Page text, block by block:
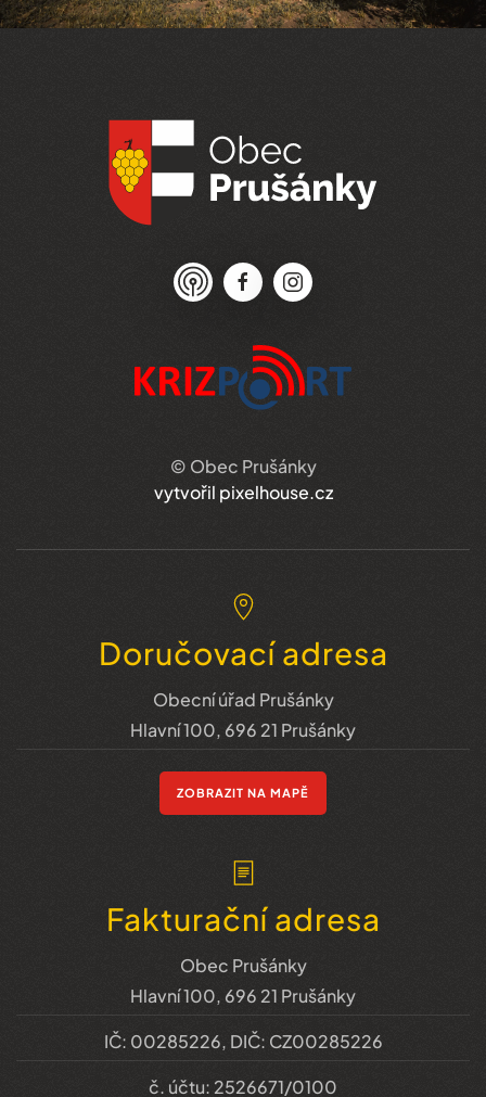
© Obec Prušánky
vytvořil pixelhouse.cz
Doručovací adresa
Obecní úřad Prušánky
Hlavní 100, 696 21 Prušánky
ZOBRAZIT NA MAPĚ
Fakturační adresa
Obec Prušánky
Hlavní 100, 696 21 Prušánky
IČ: 00285226, DIČ: CZ00285226
č. účtu: 2526671/0100